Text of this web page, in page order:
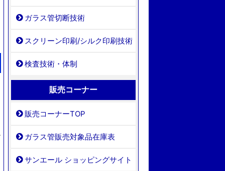
ガラス管切断技術
スクリーン印刷/シルク印刷技術
検査技術・体制
販売コーナー
販売コーナーTOP
ガラス管販売対象品在庫表
サンエール ショッピングサイト